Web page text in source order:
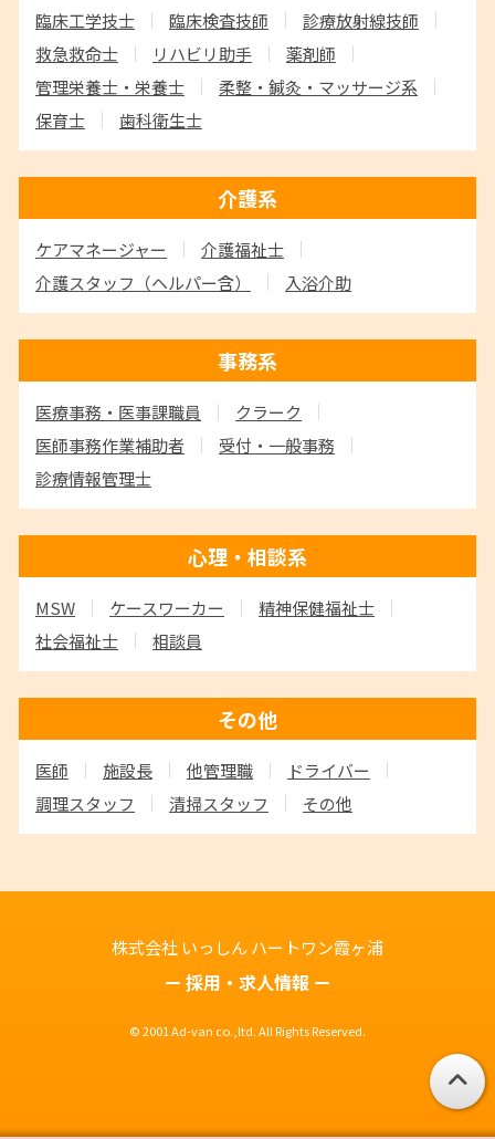
臨床工学技士
臨床検査技師
診療放射線技師
救急救命士
リハビリ助手
薬剤師
管理栄養士・栄養士
柔整・鍼灸・マッサージ系
保育士
歯科衛生士
介護系
ケアマネージャー
介護福祉士
介護スタッフ （ヘルパー含） 入浴介助
事務系
医療事務・医事課職員
クラーク
医師事務作業補助者
受付・一般事務
診療情報管理士
心理・相談系
MSW ケースワーカー
精神保健福祉士
社会福祉士
相談員
その他
医師 施設長 他管理職
ドライバー
調理スタッフ
清掃スタッフ その他
株式会社 いっしんハートワン霞ヶ浦
採用・求人情報
© 2001 Ad-van co.,ltd. All Rights Reserved.